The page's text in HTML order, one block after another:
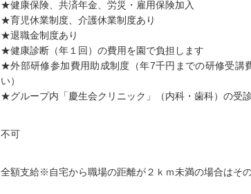
★健康保険、共済年金、労災・雇用保険加入
★育児休業制度、介護休業制度あり
★退職金制度あり
★健康診断（年１回）の費用を園で負担します
★外部研修参加費用助成制度（年7千円までの研修受講
い）
★グループ内「慶生会クリニック」（内科・歯科）の受
不可
全額支給※自宅から職場の距離が２ｋｍ未満の場合はそ